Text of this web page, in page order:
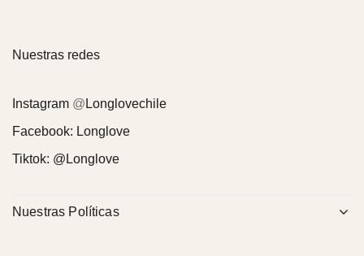
Nuestras redes
Instagram @ Longlovechile
Facebook: Longlove
Tiktok: @Longlove
Nuestras Políticas